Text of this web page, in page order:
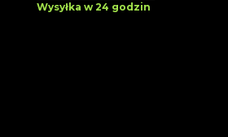
Wysyłka w 24 godzin